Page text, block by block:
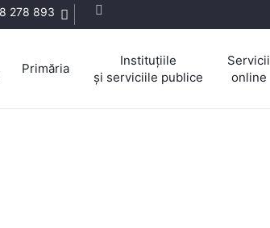
278 893
Primăria
Instituțiile
și serviciile publice
Servicii
online